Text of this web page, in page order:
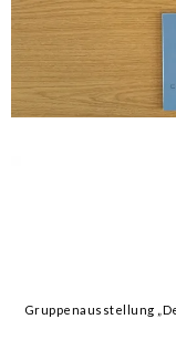
Gruppenausstellung